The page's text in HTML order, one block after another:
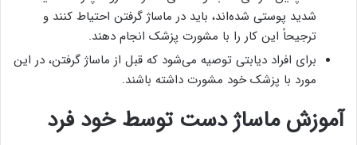
شدید پوستی شده‌اند، باید در ماساژ گرفتن احتیاط کنند و
ترجیحاً این کار را با مشورت پزشک انجام دهند.
برای افراد دیابتی توصیه می‌شود که قبل از ماساژ گرفتن، در این
مورد با پزشک خود مشورت داشته باشند.
آموزش ماساژ دست توسط خود فرد